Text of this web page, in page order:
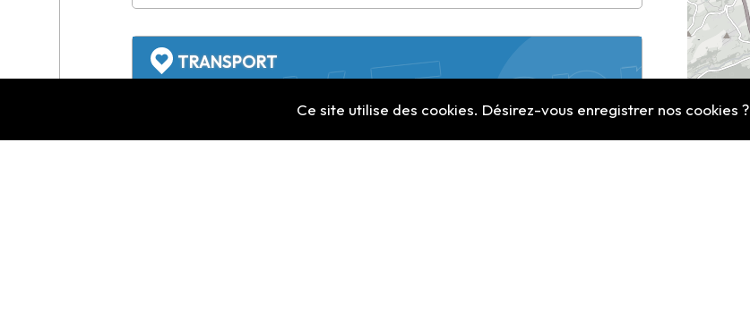
A.W.T. sprl
TRANSPORT
Ce site utilise des cookies. Désirez-vous enregistrer nos cookies ?